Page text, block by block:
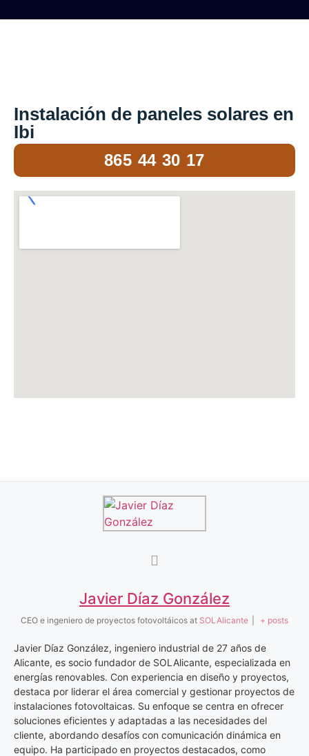
Instalación de paneles solares en
Ibi
865 44 30 17
Javier Díaz González
CEO e ingeniero de proyectos fotovoltáicos at SOLAlicante + posts
Javier Díaz González, ingeniero industrial de 27 años de
Alicante, es socio fundador de SOLAlicante, especializada en
energías renovables. Con experiencia en diseño y proyectos,
destaca por liderar el área comercial y gestionar proyectos de
instalaciones fotovoltaicas. Su enfoque se centra en ofrecer
soluciones eficientes y adaptadas a las necesidades del
cliente, abordando desafíos con comunicación dinámica en
equipo. Ha participado en proyectos destacados, como